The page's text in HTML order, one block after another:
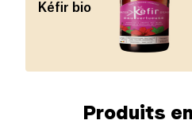
Kéfir bio
Produits